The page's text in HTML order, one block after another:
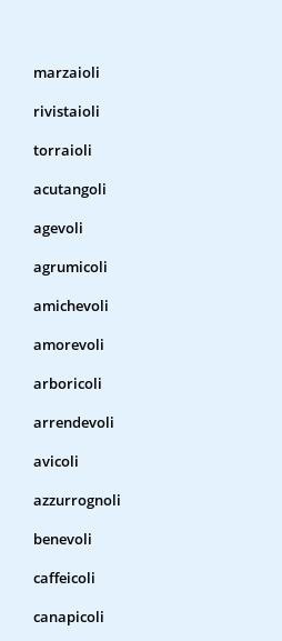
marzaioli
rivistaioli
torraioli
acutangoli
agevoli
agrumicoli
amichevoli
amorevoli
arboricoli
arrendevoli
avicoli
azzurrognoli
benevoli
caffeicoli
canapicoli